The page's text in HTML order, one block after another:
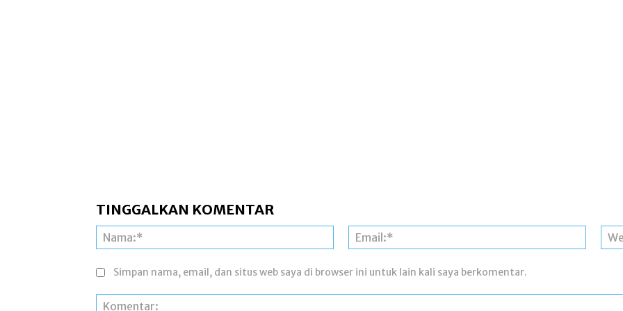
TINGGALKAN KOMENTAR
Nama:* Email:*
Simpan nama, email, dan situs web saya di browser ini untuk lain kali saya berkomentar.